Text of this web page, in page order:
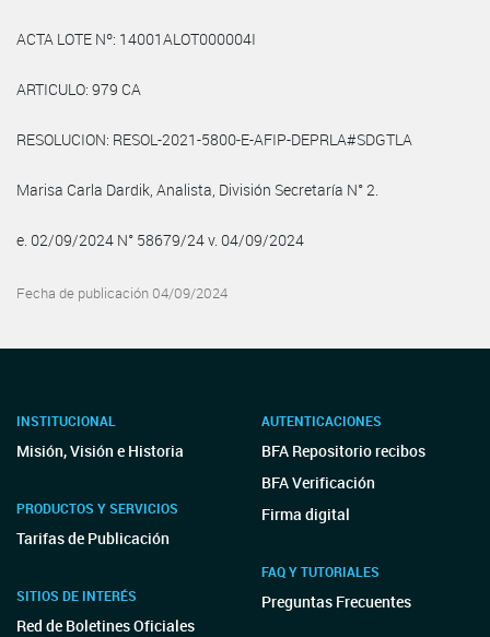
ACTA LOTE Nº: 14001ALOT000004I
ARTICULO: 979 CA
RESOLUCION: RESOL-2021-5800-E-AFIP-DEPRLA#SDGTLA
Marisa Carla Dardik, Analista, División Secretaría N° 2.
e. 02/09/2024 N° 58679/24 v. 04/09/2024
Fecha de publicación 04/09/2024
INSTITUCIONAL
Misión, Visión e Historia
PRODUCTOS Y SERVICIOS
Tarifas de Publicación
SITIOS DE INTERÉS
Red de Boletines Oficiales
AUTENTICACIONES
BFA Repositorio recibos
BFA Verificación
Firma digital
FAQ Y TUTORIALES
Preguntas Frecuentes